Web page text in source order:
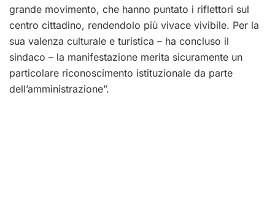
grande movimento, che hanno puntato i riflettori sul
centro cittadino, rendendolo più vivace vivibile. Per la
sua valenza culturale e turistica – ha concluso il
sindaco – la manifestazione merita sicuramente un
particolare riconoscimento istituzionale da parte
dell’amministrazione”.